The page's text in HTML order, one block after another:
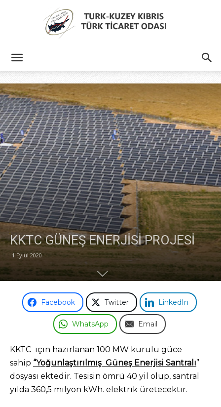
Kıbrıs
Türk
Ticaret
Odası
KKTC GÜNEŞ ENERJİSİ PROJESİ
1 Eylül 2020
Facebook Twitter LinkedIn
WhatsApp Email
KKTC için hazırlanan 100 MW kurulu güce
sahip “Yoğunlaştırılmış Güneş Enerjisi Santralı”
dosyası ektedir. Tesisin ömrü 40 yil olup, santral
yılda 360,5 milyon kWh. elektrik üretecektir.